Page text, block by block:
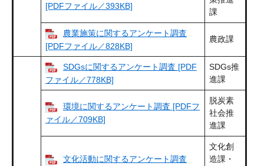
[PDFファイル／393KB]
課
農業施策に関するアンケート調査
[PDFファイル／828KB]
農政課
SDGsに関するアンケート調査 [PDF
ファイル／778KB]
SDGs推
進課
環境に関するアンケート調査 [PDFフ
ァイル／709KB]
脱炭素
社会推
進課
文化活動に関するアンケート調査
文化創
造課・